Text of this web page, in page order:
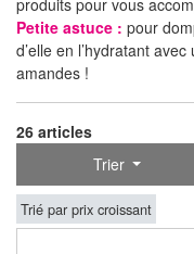
produits pour vous
Petite astuce : pour
d’elle en l’hydratant
amandes !
26 articles
Trier
Trié par prix croissant